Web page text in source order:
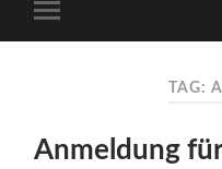
TAG:
Anmeldung